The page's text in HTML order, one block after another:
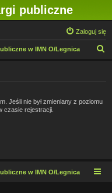
publiczne
Zaloguj się
w IMN O/Legnica
Jeśli nie był zmieniany z poziomu
czasie rejestracji.
w IMN O/Legnica